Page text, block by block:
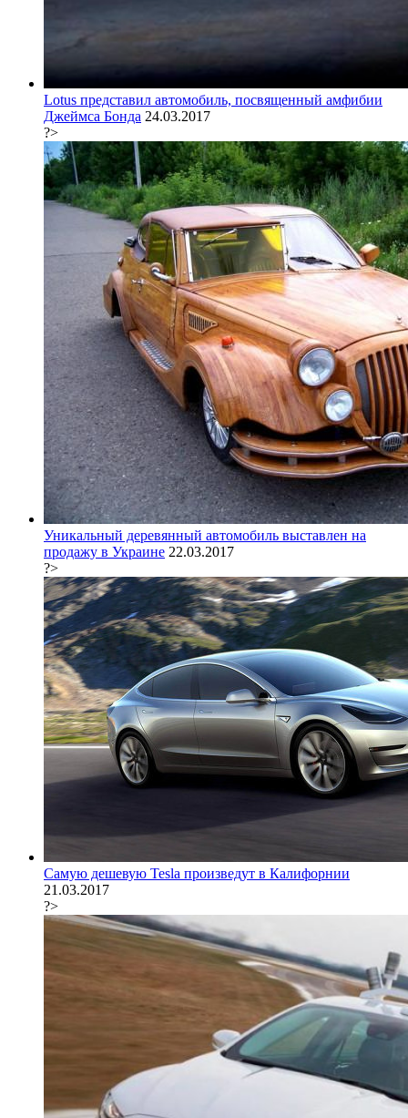
Lotus представил автомобиль, посвященный амфибии
Джеймса Бонда 24.03.2017
?>
Уникальный деревянный автомобиль выставлен на
продажу в Украине 22.03.2017
?>
Самую дешевую Tesla произведут в Калифорнии
21.03.2017
?>